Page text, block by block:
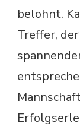
belohnt.
Treffer,